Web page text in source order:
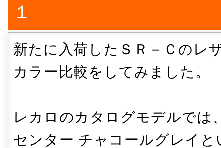
１
新たに入荷したＳＲ－Ｃのレ
カラー比較をしてみました。
レカロのカタログモデルでは
センター チャコールグレイ